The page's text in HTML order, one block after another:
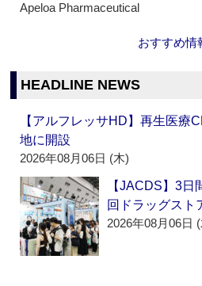
Apeloa Pharmaceutical
おすすめ情
HEADLINE NEWS
【アルフレッサHD】再生医療
地に開設
2026年08月06日 (木)
【JACDS】3日
回ドラッグスト
2026年08月06日